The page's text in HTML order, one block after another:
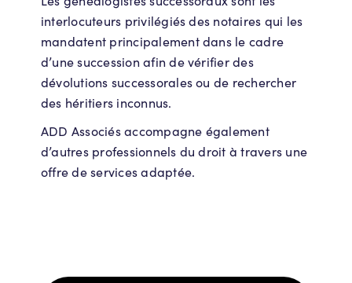
interlocuteurs privilégiés des notaires qui les
mandatent principalement dans le cadre
d’une succession afin de vérifier des
dévolutions successorales ou de rechercher
des héritiers inconnus.
ADD Associés accompagne également
d’autres professionnels du droit à travers une
offre de services adaptée.